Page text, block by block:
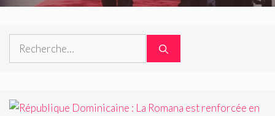
Rechercher :